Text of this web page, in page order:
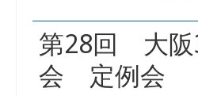
第28回 大阪
会 定例会